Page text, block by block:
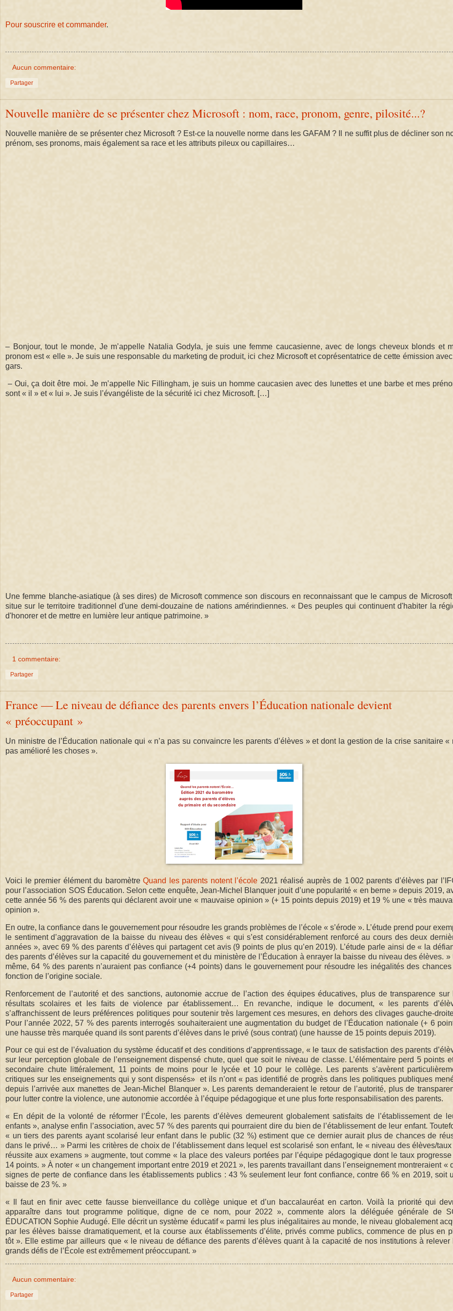
Pour souscrire et commander.
Aucun commentaire:
Partager
Nouvelle manière de se présenter chez Microsoft : nom, race, pronom, genre, pilosité...?
Nouvelle manière de se présenter chez Microsoft ? Est-ce la nouvelle norme dans les GAFAM ? Il ne suffit plus de décliner son
prénom, ses pronoms, mais également sa race et les attributs pileux ou capillaires…
– Bonjour, tout le monde, Je m’appelle Natalia Godyla, je suis une femme caucasienne, avec de longs cheveux blonds et
pronom est « elle ». Je suis une responsable du marketing de produit, ici chez Microsoft et coprésentatrice de cette émission
gars.
– Oui, ça doit être moi. Je m’appelle Nic Fillingham, je suis un homme caucasien avec des lunettes et une barbe et mes
sont « il » et « lui ». Je suis l’évangéliste de la sécurité ici chez Microsoft. […]
Une femme blanche-asiatique (à ses dires) de Microsoft commence son discours en reconnaissant que le campus de
situe sur le territoire traditionnel d'une demi-douzaine de nations amérindiennes. « Des peuples qui continuent d'habiter la
d'honorer et de mettre en lumière leur antique patrimoine. »
1 commentaire:
Partager
France — Le niveau de défiance des parents envers l’Éducation nationale devient
« préoccupant »
Un ministre de l’Éducation nationale qui « n’a pas su convaincre les parents d’élèves » et dont la gestion de la crise sanitaire «
pas amélioré les choses ».
Voici le premier élément du baromètreQuand les parents notent l’école 2021 réalisé auprès de 1 002 parents d’élèves par
pour l’association SOS Éducation. Selon cette enquête, Jean-Michel Blanquer jouit d’une popularité « en berne » depuis 2019,
cette année 56 % des parents qui déclarent avoir une « mauvaise opinion » (+ 15 points depuis 2019) et 19 % une « très
opinion ».
En outre, la confiance dans le gouvernement pour résoudre les grands problèmes de l’école « s’érode ». L’étude prend pour
le sentiment d’aggravation de la baisse du niveau des élèves « qui s’est considérablement renforcé au cours des deux
années », avec 69 % des parents d’élèves qui partagent cet avis (9 points de plus qu’en 2019). L’étude parle ainsi de « la
des parents d’élèves sur la capacité du gouvernement et du ministère de l’Éducation à enrayer la baisse du niveau des élèves. »
même, 64 % des parents n’auraient pas confiance (+4 points) dans le gouvernement pour résoudre les inégalités des chances
fonction de l’origine sociale.
Renforcement de l’autorité et des sanctions, autonomie accrue de l’action des équipes éducatives, plus de transparence sur
résultats scolaires et les faits de violence par établissement… En revanche, indique le document, « les parents
s’affranchissent de leurs préférences politiques pour soutenir très largement ces mesures, en dehors des clivages gauche-
Pour l’année 2022, 57 % des parents interrogés souhaiteraient une augmentation du budget de l’Éducation nationale (+ 6
une hausse très marquée quand ils sont parents d’élèves dans le privé (sous contrat) (une hausse de 15 points depuis 2019).
Pour ce qui est de l’évaluation du système éducatif et des conditions d’apprentissage, « le taux de satisfaction des parents
sur leur perception globale de l’enseignement dispensé chute, quel que soit le niveau de classe. L’élémentaire perd 5 points
secondaire chute littéralement, 11 points de moins pour le lycée et 10 pour le collège. Les parents s’avèrent
critiques sur les enseignements qui y sont dispensés» et ils n’ont « pas identifié de progrès dans les politiques publiques
depuis l’arrivée aux manettes de Jean-Michel Blanquer ». Les parents demanderaient le retour de l’autorité, plus de
pour lutter contre la violence, une autonomie accordée à l’équipe pédagogique et une plus forte responsabilisation des parents.
« En dépit de la volonté de réformer l’École, les parents d’élèves demeurent globalement satisfaits de l’établissement de
enfants », analyse enfin l’association, avec 57 % des parents qui pourraient dire du bien de l’établissement de leur enfant.
« un tiers des parents ayant scolarisé leur enfant dans le public (32 %) estiment que ce dernier aurait plus de chances de
dans le privé… » Parmi les critères de choix de l’établissement dans lequel est scolarisé son enfant, le « niveau des élèves/
réussite aux examens » augmente, tout comme « la place des valeurs portées par l’équipe pédagogique dont le taux
14 points. » À noter « un changement important entre 2019 et 2021 », les parents travaillant dans l’enseignement montreraient «
signes de perte de confiance dans les établissements publics : 43 % seulement leur font confiance, contre 66 % en 2019, soit
baisse de 23 %. »
« Il faut en finir avec cette fausse bienveillance du collège unique et d’un baccalauréat en carton. Voilà la priorité qui
apparaître dans tout programme politique, digne de ce nom, pour 2022 », commente alors la déléguée générale de
ÉDUCATION Sophie Audugé. Elle décrit un système éducatif « parmi les plus inégalitaires au monde, le niveau globalement
par les élèves baisse dramatiquement, et la course aux établissements d’élite, privés comme publics, commence de plus en
tôt ». Elle estime par ailleurs que « le niveau de défiance des parents d’élèves quant à la capacité de nos institutions à relever
grands défis de l’École est extrêmement préoccupant. »
Aucun commentaire:
Partager